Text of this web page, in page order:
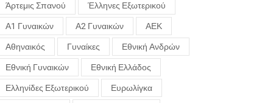
Άρτεμις Σπανού Έλληνες Εξωτερικού
Α1 Γυναικών Α2 Γυναικών ΑΕΚ
Αθηναικός Γυναίκες Εθνική Ανδρών
Εθνική Γυναικών Εθνική Ελλάδος
Ελληνίδες Εξωτερικού Ευρωλίγκα